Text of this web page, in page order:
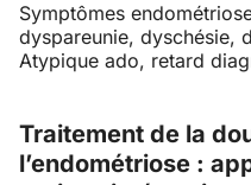
Symptômes
dyspareunie, dyschésie,
Atypique ado, retard
Traitement de la
l’endométriose :